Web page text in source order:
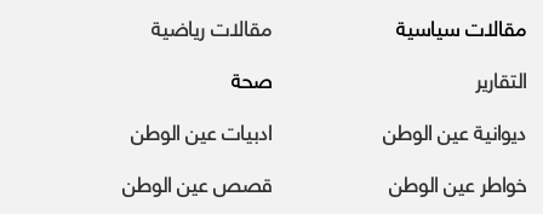
مقالات سياسية
مقالات رياضية
التقارير
صحة
ديوانية عين الوطن
ادبيات عين الوطن
خواطر عين الوطن
قصص عين الوطن